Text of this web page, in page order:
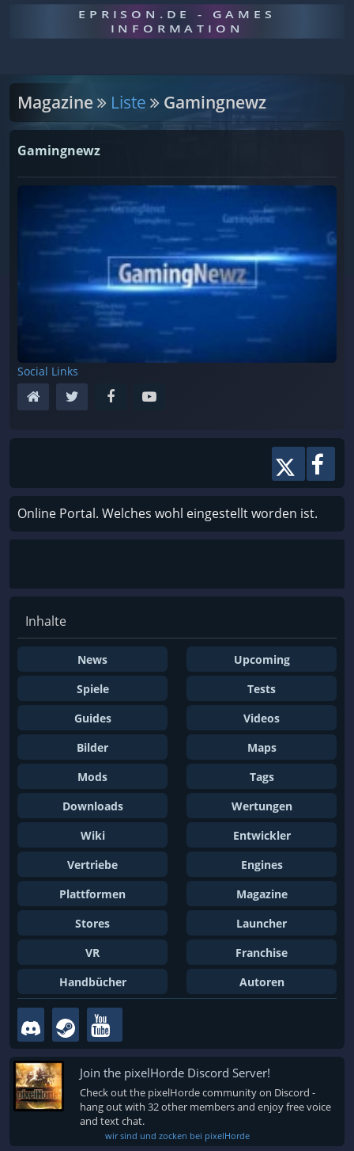
EPRISON.DE - GAMES
INFORMATION
Magazine Liste Gamingnewz
Gamingnewz
Social Links
Online Portal. Welches wohl eingestellt worden ist.
Inhalte
News
Upcoming
Spiele
Tests
Guides
Videos
Bilder
Maps
Mods
Tags
Downloads
Wertungen
Wiki
Entwickler
Vertriebe
Engines
Plattformen
Magazine
Stores
Launcher
VR
Franchise
Handbücher
Autoren
Join the pixelHorde Discord Server!
Check out the pixelHorde community on Discord -
hang out with 32 other members and enjoy free voice
and text chat.
wir sind und zocken bei pixelHorde